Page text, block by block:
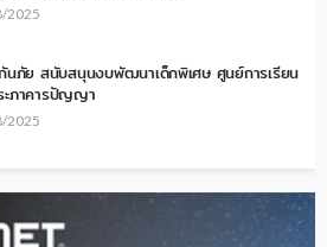
2025
กันภัย สนับสนุนงบพัฒนาเด็กพิเศษ ศูนย์การเรียน
ะภาคารปัญญา
2025